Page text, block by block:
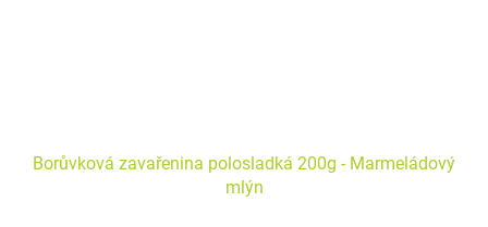
Borůvková zavařenina polosladká 200g - Marmeládový
mlýn